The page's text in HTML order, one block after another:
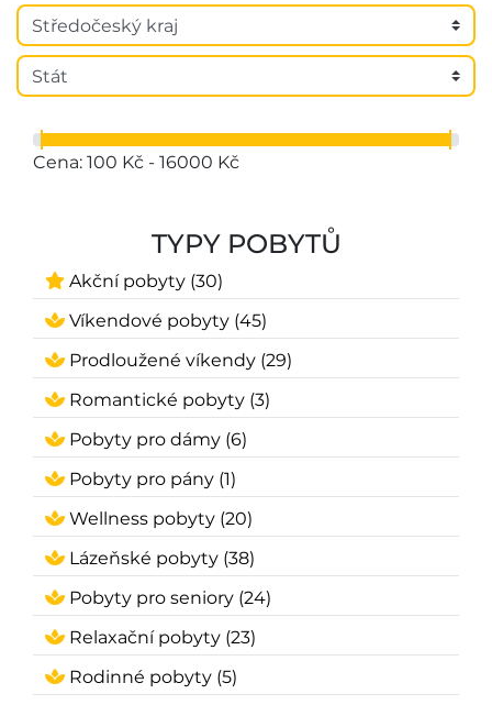
Cena: 100 Kč - 16000 Kč
TYPY POBYTŮ
Akční pobyty (30)
Víkendové pobyty (45)
Prodloužené víkendy (29)
Romantické pobyty (3)
Pobyty pro dámy (6)
Pobyty pro pány (1)
Wellness pobyty (20)
Lázeňské pobyty (38)
Pobyty pro seniory (24)
Relaxační pobyty (23)
Rodinné pobyty (5)